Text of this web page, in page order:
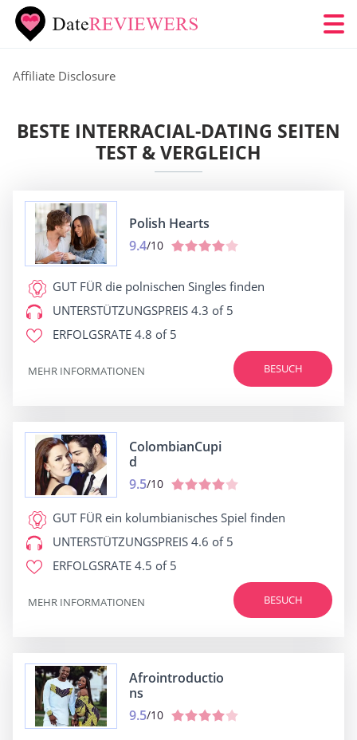
Affiliate Disclosure
BESTE INTERRACIAL-DATING SEITEN
TEST & VERGLEICH
Polish Hearts
9.4/10
GUT FÜR die polnischen Singles finden
UNTERSTÜTZUNGSPREIS 4.3 of 5
ERFOLGSRATE 4.8 of 5
BESUCH
MEHR INFORMATIONEN
ColombianCupi
d
9.5/10
GUT FÜR ein kolumbianisches Spiel finden
UNTERSTÜTZUNGSPREIS 4.6 of 5
ERFOLGSRATE 4.5 of 5
BESUCH
MEHR INFORMATIONEN
Afrointroductio
ns
9.5/10